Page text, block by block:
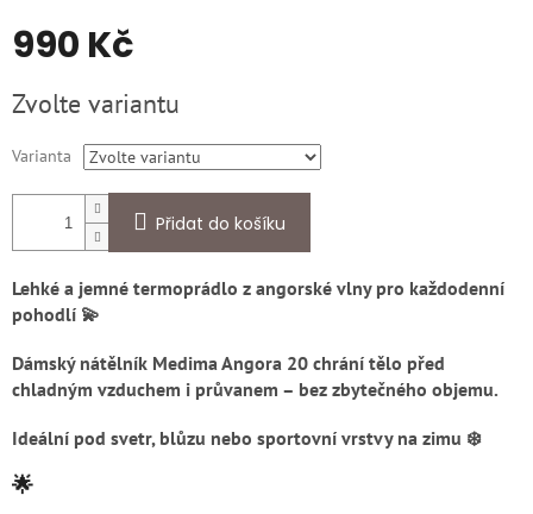
990 Kč
cena:
Zvolte variantu
Varianta
Přidat do košíku
Lehké a jemné termoprádlo z angorské vlnypro každodenní
pohodlí 💫
Dámský nátělník Medima Angora 20 chrání tělo před
chladným vzduchem i průvanem – bez zbytečného objemu.
Ideální pod svetr, blůzu nebo sportovní vrstvy na zimu ❄️
🌟